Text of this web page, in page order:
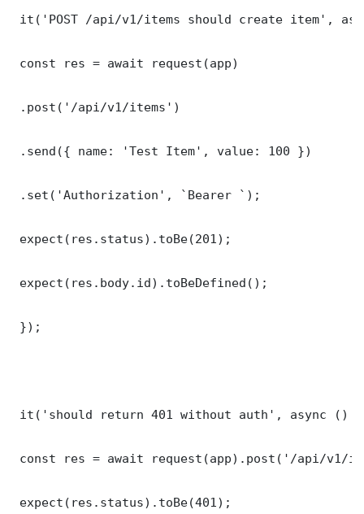
it('POST /api/v1/items should create item',
const res = await request(app)
.post('/api/v1/items')
.send({ name: 'Test Item', value: 100 })
.set('Authorization', `Bearer `);
expect(res.status).toBe(201);
expect(res.body.id).toBeDefined();
});
it('should return 401 without auth', async ()
const res = await request(app).post('/api/v1/
expect(res.status).toBe(401);